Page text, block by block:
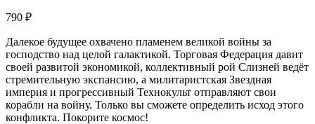
790 ₽
Далекое будущее охвачено пламенем великой войны за
господство над целой галактикой. Торговая Федерация давит
своей развитой экономикой, коллективный рой Слизней ведёт
стремительную экспансию, а милитаристская Звездная
империя и прогрессивный Технокульт отправляют свои
корабли на войну. Только вы сможете определить исход этого
конфликта. Покорите космос!